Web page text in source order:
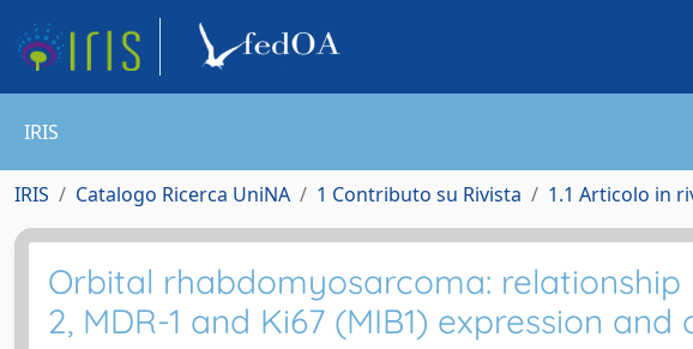
IRIS
IRIS Catalogo Ricerca UniNA 1 Contributo su Rivista 1.1 Articolo in
Orbital rhabdomyosarcoma: relationship
2, MDR-1 and Ki67 (MIB1) expression and